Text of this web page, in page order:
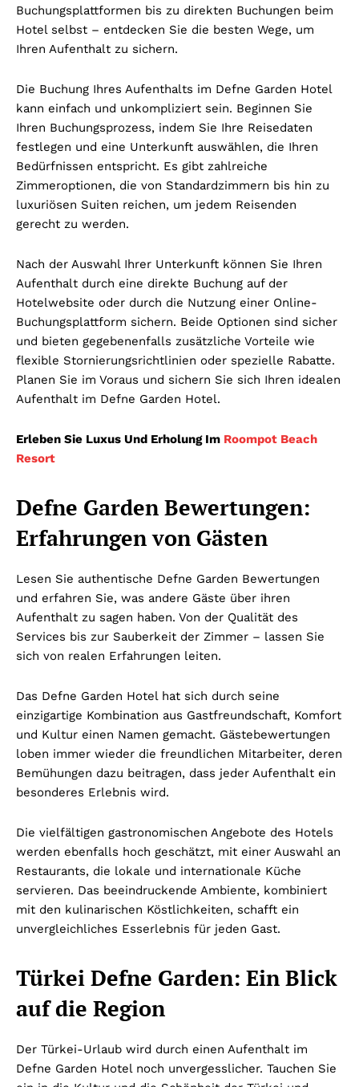
Buchungsplattformen bis zu direkten Buchungen beim
Hotel selbst – entdecken Sie die besten Wege, um
Ihren Aufenthalt zu sichern.
Die Buchung Ihres Aufenthalts im Defne Garden Hotel
kann einfach und unkompliziert sein. Beginnen Sie
Ihren Buchungsprozess, indem Sie Ihre Reisedaten
festlegen und eine Unterkunft auswählen, die Ihren
Bedürfnissen entspricht. Es gibt zahlreiche
Zimmeroptionen, die von Standardzimmern bis hin zu
luxuriösen Suiten reichen, um jedem Reisenden
gerecht zu werden.
Nach der Auswahl Ihrer Unterkunft können Sie Ihren
Aufenthalt durch eine direkte Buchung auf der
Hotelwebsite oder durch die Nutzung einer Online-
Buchungsplattform sichern. Beide Optionen sind sicher
und bieten gegebenenfalls zusätzliche Vorteile wie
flexible Stornierungsrichtlinien oder spezielle Rabatte.
Planen Sie im Voraus und sichern Sie sich Ihren idealen
Aufenthalt im Defne Garden Hotel.
Erleben Sie Luxus Und Erholung Im Roompot Beach
Resort
Defne Garden Bewertungen:
Erfahrungen von Gästen
Lesen Sie authentische Defne Garden Bewertungen
und erfahren Sie, was andere Gäste über ihren
Aufenthalt zu sagen haben. Von der Qualität des
Services bis zur Sauberkeit der Zimmer – lassen Sie
sich von realen Erfahrungen leiten.
Das Defne Garden Hotel hat sich durch seine
einzigartige Kombination aus Gastfreundschaft, Komfort
und Kultur einen Namen gemacht. Gästebewertungen
loben immer wieder die freundlichen Mitarbeiter, deren
Bemühungen dazu beitragen, dass jeder Aufenthalt ein
besonderes Erlebnis wird.
Die vielfältigen gastronomischen Angebote des Hotels
werden ebenfalls hoch geschätzt, mit einer Auswahl an
Restaurants, die lokale und internationale Küche
servieren. Das beeindruckende Ambiente, kombiniert
mit den kulinarischen Köstlichkeiten, schafft ein
unvergleichliches Esserlebnis für jeden Gast.
Türkei Defne Garden: Ein Blick
auf die Region
Der Türkei-Urlaub wird durch einen Aufenthalt im
Defne Garden Hotel noch unvergesslicher. Tauchen Sie